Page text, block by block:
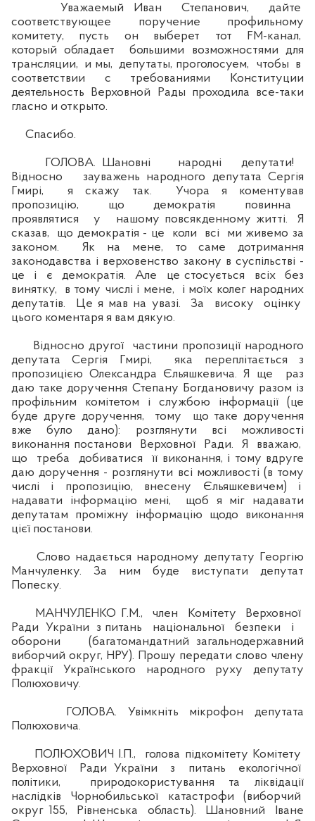
Уважаемый Иван Степанович, дайте
соответствующее поручение профильному
комитету, пусть он выберет тот FM-канал,
который обладает большими возможностями для
трансляции, и мы, депутаты, проголосуем, чтобы в
соответствии с требованиями Конституции
деятельность Верховной Рады проходила все-таки
гласно и открыто.
Спасибо.
ГОЛОВА. Шановні народні депутати!
Відносно зауважень народного депутата Сергія
Гмирі, я скажу так. Учора я коментував
пропозицію, що демократія повинна
проявлятися у нашому повсякденному житті. Я
сказав, що демократія - це коли всі ми живемо за
законом. Як на мене, то саме дотримання
законодавства і верховенство закону в суспільстві -
це і є демократія. Але це стосується всіх без
винятку, в тому числі і мене, і моїх колег народних
депутатів. Це я мав на увазі. За високу оцінку
цього коментаря я вам дякую.
Відносно другої частини пропозиції народного
депутата Сергія Гмирі, яка переплітається з
пропозицією Олександра Єльяшкевича. Я ще раз
даю таке доручення Степану Богдановичу разом із
профільним комітетом і службою інформації (це
буде друге доручення, тому що таке доручення
вже було дано): розглянути всі можливості
виконання постанови Верховної Ради. Я вважаю,
що треба добиватися її виконання, і тому вдруге
даю доручення - розглянути всі можливості (в тому
числі і пропозицію, внесену Єльяшкевичем) і
надавати інформацію мені, щоб я міг надавати
депутатам проміжну інформацію щодо виконання
цієї постанови.
Слово надається народному депутату Георгію
Манчуленку. За ним буде виступати депутат
Попеску.
МАНЧУЛЕНКО Г.М., член Комітету Верховної
Ради України з питань національної безпеки і
оборони (багатомандатний загальнодержавний
виборчий округ, НРУ). Прошу передати слово члену
фракції Українського народного руху депутату
Полюховичу.
ГОЛОВА. Увімкніть мікрофон депутата
Полюховича.
ПОЛЮХОВИЧ І.П., голова підкомітету Комітету
Верховної Ради України з питань екологічної
політики, природокористування та ліквідації
наслідків Чорнобильської катастрофи (виборчий
округ 155, Рівненська область). Шановний Іване